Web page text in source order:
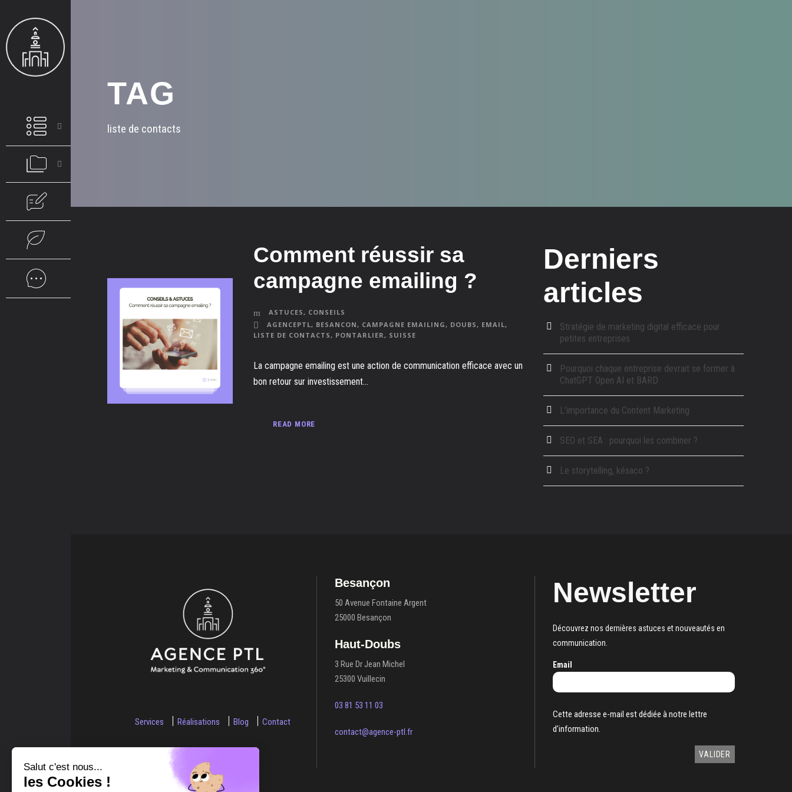
TAG
liste de contacts
Comment réussir sa
campagne emailing ?
ASTUCES, CONSEILS
AGENCEPTL, BESANCON, CAMPAGNE EMAILING, DOUBS, EMAIL,
LISTE DE CONTACTS, PONTARLIER, SUISSE
La campagne emailing est une action de communication efficace avec un
bon retour sur investissement...
READ MORE
Derniers
articles
Stratégie de marketing digital efficace pour
petites entreprises
Pourquoi chaque entreprise devrait se former à
ChatGPT Open AI et BARD
L’importance du Content Marketing
SEO et SEA : pourquoi les combiner ?
Le storytelling, késaco ?
Services Réalisations Blog Contact
Besançon
50 Avenue Fontaine Argent
25000 Besançon
Haut-Doubs
3 Rue Dr Jean Michel
25300 Vuillecin
03 81 53 11 03
contact@agence-ptl.fr
Newsletter
Découvrez nos dernières astuces et nouveautés en
communication.
Email
Cette adresse e-mail est dédiée à notre lettre
d'information.
Salut c'est nous...
les Cookies !